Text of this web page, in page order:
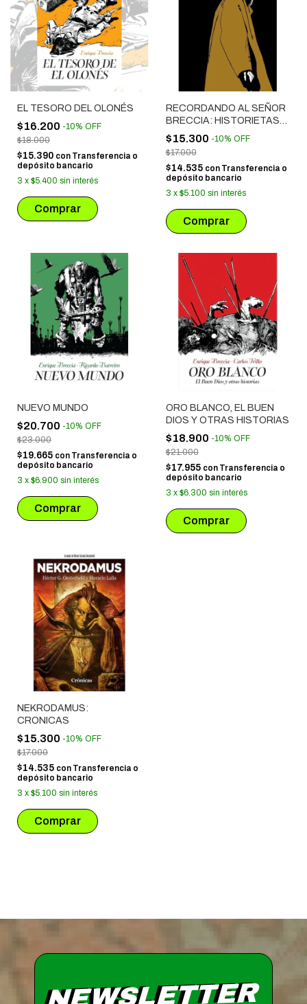
EL TESORO DEL OLONÉS
$16.200 -10% OFF
$18.000
$15.390 con Transferencia o
depósito bancario
3 x $5.400 sin interés
RECORDANDO AL SEÑOR
BRECCIA: HISTORIETAS
1977 - 1982
$15.300 -10% OFF
$17.000
$14.535 con Transferencia o
depósito bancario
3 x $5.100 sin interés
NUEVO MUNDO
$20.700 -10% OFF
$23.000
$19.665 con Transferencia o
depósito bancario
3 x $6.900 sin interés
ORO BLANCO, EL BUEN
DIOS Y OTRAS HISTORIAS
$18.900 -10% OFF
$21.000
$17.955 con Transferencia o
depósito bancario
3 x $6.300 sin interés
NEKRODAMUS:
CRONICAS
$15.300 -10% OFF
$17.000
$14.535 con Transferencia o
depósito bancario
3 x $5.100 sin interés
NEWSLETTER